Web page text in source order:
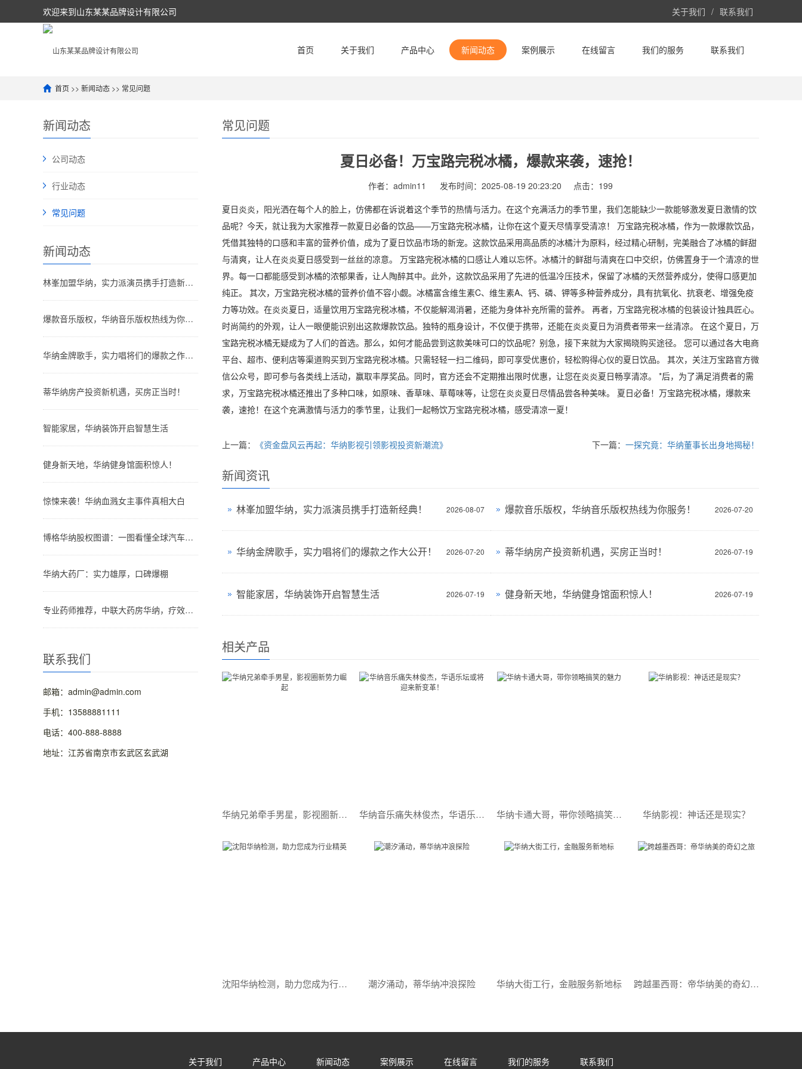
欢迎来到山东某某品牌设计有限公司 关于我们 / 联系我们
首页 关于我们 产品中心 新闻动态 案例展示 在线留言 我们的服务 联系我们
首页 >> 新闻动态 >> 常见问题
新闻动态
公司动态
行业动态
常见问题
新闻动态
林峯加盟华纳，实力派演员携手打造新经典！
爆款音乐版权，华纳音乐版权热线为你服务！
华纳金牌歌手，实力唱将们的爆款之作大公开！
蒂华纳房产投资新机遇，买房正当时！
智能家居，华纳装饰开启智慧生活
健身新天地，华纳健身馆面积惊人！
惊悚来袭！华纳血溅女主事件真相大白
博格华纳股权图谱：一图看懂全球汽车零部件巨头的股权结构
华纳大药厂：实力雄厚，口碑爆棚
专业药师推荐，中联大药房华纳，疗效看得见！
联系我们
邮箱：admin@admin.com
手机：13588881111
电话：400-888-8888
地址：江苏省南京市玄武区玄武湖
常见问题
夏日必备！万宝路完税冰橘，爆款来袭，速抢！
作者：admin11 发布时间：2025-08-19 20:23:20
点击：199
夏日炎炎，阳光洒在每个人的脸上，仿佛都在诉说着这个季节的热情与活力。在这个充满活力的季节里，我们怎能缺少一款能够激发夏日激情的饮
品呢？今天，就让我为大家推荐一款夏日必备的饮品——万宝路完税冰橘，让你在这个夏天尽情享受清凉！ 万宝路完税冰橘，作为一款爆款饮品，
凭借其独特的口感和丰富的营养价值，成为了夏日饮品市场的新宠。这款饮品采用高品质的冰橘汁为原料，经过精心研制，完美融合了冰橘的鲜甜
与清爽，让人在炎炎夏日感受到一丝丝的凉意。 万宝路完税冰橘的口感让人难以忘怀。冰橘汁的鲜甜与清爽在口中交织，仿佛置身于一个清凉的世
界。每一口都能感受到冰橘的浓郁果香，让人陶醉其中。此外，这款饮品采用了先进的低温冷压技术，保留了冰橘的天然营养成分，使得口感更加
纯正。 其次，万宝路完税冰橘的营养价值不容小觑。冰橘富含维生素C、维生素A、钙、磷、钾等多种营养成分，具有抗氧化、抗衰老、增强免疫
力等功效。在炎炎夏日，适量饮用万宝路完税冰橘，不仅能解渴消暑，还能为身体补充所需的营养。 再者，万宝路完税冰橘的包装设计独具匠心。
时尚简约的外观，让人一眼便能识别出这款爆款饮品。独特的瓶身设计，不仅便于携带，还能在炎炎夏日为消费者带来一丝清凉。 在这个夏日，万
宝路完税冰橘无疑成为了人们的首选。那么，如何才能品尝到这款美味可口的饮品呢？别急，接下来就为大家揭晓购买途径。 您可以通过各大电商
平台、超市、便利店等渠道购买到万宝路完税冰橘。只需轻轻一扫二维码，即可享受优惠价，轻松购得心仪的夏日饮品。 其次，关注万宝路官方微
信公众号，即可参与各类线上活动，赢取丰厚奖品。同时，官方还会不定期推出限时优惠，让您在炎炎夏日畅享清凉。 *后，为了满足消费者的需
求，万宝路完税冰橘还推出了多种口味，如原味、香草味、草莓味等，让您在炎炎夏日尽情品尝各种美味。 夏日必备！万宝路完税冰橘，爆款来
袭，速抢！在这个充满激情与活力的季节里，让我们一起畅饮万宝路完税冰橘，感受清凉一夏！
上一篇： 《资金盘风云再起：华纳影视引领影视投资新潮流》 下一篇： 一探究竟：华纳董事长出身地揭秘！
新闻资讯
2026-08-07
林峯加盟华纳，实力派演员携手打造新经典！ 2026-07-20
爆款音乐版权，华纳音乐版权热线为你服务！
2026-07-20
华纳金牌歌手，实力唱将们的爆款之作大公开！ 2026-07-19
蒂华纳房产投资新机遇，买房正当时！
2026-07-19
智能家居，华纳装饰开启智慧生活 2026-07-19
健身新天地，华纳健身馆面积惊人！
相关产品
华纳兄弟牵手男星，影视圈新势力崛起 华纳音乐痛失林俊杰，华语乐坛或将迎来新变革！ 华纳卡通大哥，带你领略搞笑的魅力 华纳影视：神话还是现实？
沈阳华纳检测，助力您成为行业精英 潮汐涌动，蒂华纳冲浪探险 华纳大街工行，金融服务新地标 跨越墨西哥：帝华纳美的奇幻之旅
关于我们 产品中心 新闻动态 案例展示 在线留言 我们的服务 联系我们